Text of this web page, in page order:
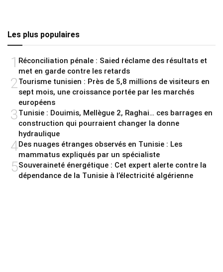
Les plus populaires
1 Réconciliation pénale : Saied réclame des résultats et
met en garde contre les retards
2Tourisme tunisien : Près de 5,8 millions de visiteurs en
sept mois, une croissance portée par les marchés
européens
3Tunisie : Douimis, Mellègue 2, Raghai… ces barrages en
construction qui pourraient changer la donne
hydraulique
4Des nuages étranges observés en Tunisie : Les
mammatus expliqués par un spécialiste
5Souveraineté énergétique : Cet expert alerte contre la
dépendance de la Tunisie à l’électricité algérienne